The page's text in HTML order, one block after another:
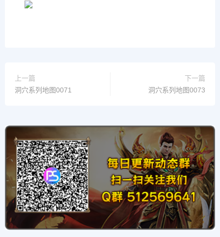
上一篇
洞穴系列地图0071
下一篇
洞穴系列地图0073